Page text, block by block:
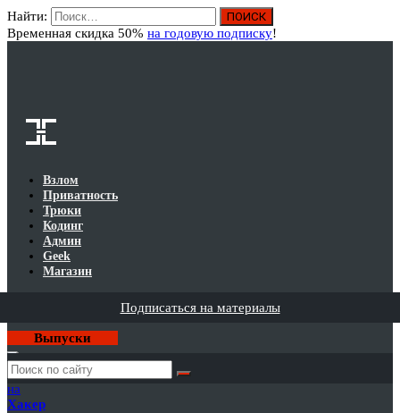
Найти:
Временная скидка 50% на годовую подписку!
Взлом
Приватность
Трюки
Кодинг
Админ
Geek
Магазин
Подписаться на материалы
Выпуски
Годовая
подписка
на
Хакер